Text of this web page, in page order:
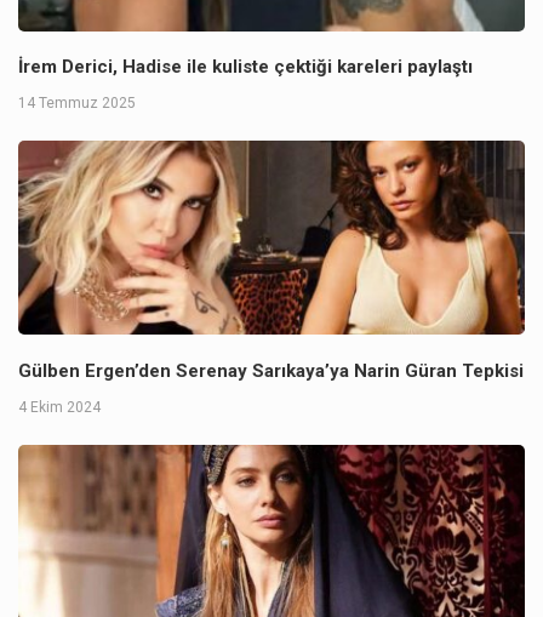
İrem Derici, Hadise ile kuliste çektiği kareleri paylaştı
14 Temmuz 2025
Gülben Ergen’den Serenay Sarıkaya’ya Narin Güran Tepkisi
4 Ekim 2024